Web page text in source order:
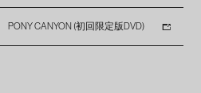
PONY CANYON (初回限定版DVD)